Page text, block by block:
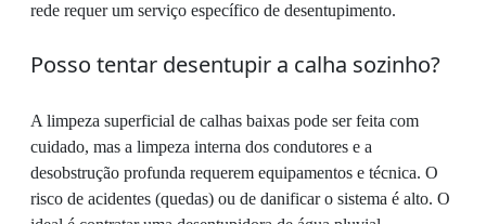
rede requer um serviço específico de desentupimento.
Posso tentar desentupir a calha sozinho?
A limpeza superficial de calhas baixas pode ser feita com
cuidado, mas a limpeza interna dos condutores e a
desobstrução profunda requerem equipamentos e técnica. O
risco de acidentes (quedas) ou de danificar o sistema é alto. O